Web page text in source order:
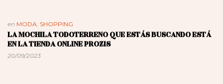
en MODA, SHOPPING
LA MOCHILA TODOTERRENO QUE ESTÁS BUSCANDO ESTÁ
EN LA TIENDA ONLINE PROZIS
20/09/2023